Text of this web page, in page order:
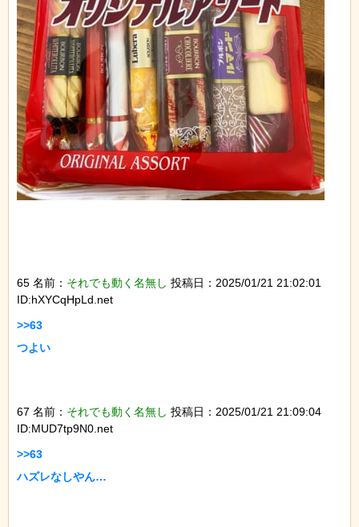
65 名前： それでも動く名無し 投稿日：2025/01/21 21:02:01
ID:hXYCqHpLd.net
>>63
つよい
67 名前： それでも動く名無し 投稿日：2025/01/21 21:09:04
ID:MUD7tp9N0.net
>>63
ハズレなしやん…